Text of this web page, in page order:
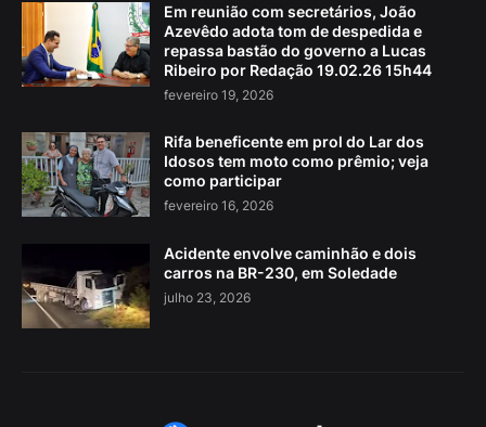
Em reunião com secretários, João
Azevêdo adota tom de despedida e
repassa bastão do governo a Lucas
Ribeiro por Redação 19.02.26 15h44
fevereiro 19, 2026
Rifa beneficente em prol do Lar dos
Idosos tem moto como prêmio; veja
como participar
fevereiro 16, 2026
Acidente envolve caminhão e dois
carros na BR-230, em Soledade
julho 23, 2026